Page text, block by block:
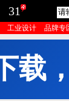
31
工业设计 品牌专
下载 ，